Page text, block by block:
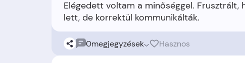
Elégedett voltam a minőséggel.
0megjegyzések Hasznos